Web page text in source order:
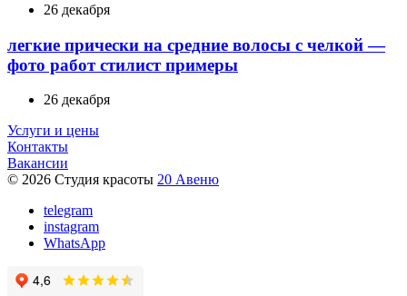
26 декабря
легкие прически на средние волосы с челкой —
фото работ стилист примеры
26 декабря
Услуги и цены
Контакты
Вакансии
© 2026 Студия красоты 20 Авеню
telegram
instagram
WhatsApp